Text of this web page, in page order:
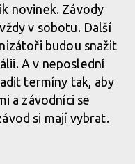
novinek. Závody
v sobotu. Další
budou snažit
A v neposlední
termíny tak, aby
a závodníci se
si mají vybrat.